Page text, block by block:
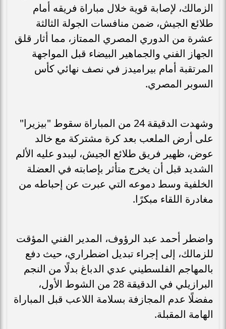
الزمالك، لإصابة قوية خلال مباراة فريقه أمام
طلائع الجيش، ضمن منافسات الجولة الثالثة
عشرة من الدوري المصري الممتاز، مما أثار قلق
الجهاز الفني والجماهير البيضاء قبل المواجهة
المرتقبة أمام بيراميدز في نصف نهائي كأس
السوبر المصري.
وشهدت الدقيقة 24 من المباراة سقوط "بيزيرا"
على أرض الملعب بعد كرة مشتركة مع خالد
عوض، ظهير فريق طلائع الجيش، ليبدو عليه الألم
الشديد قبل أن يخرج متأثر بإصابته في العضلة
الخلفية وسط دموعه التي عبرت عن إحباطه من
مغادرة اللقاء مبكرًا.
واضطر أحمد عبد الرؤوف، المدير الفني المؤقت
للزمالك، إلى إجراء تبديل اضطراري، حيث دفع
بالمهاجم الفلسطيني عدي الدباغ بدلًا من النجم
البرازيلي في الدقيقة 28 من الشوط الأول،
مفضلًا عدم المجازفة بسلامة اللاعب قبل المباراة
الهامة المقبلة.